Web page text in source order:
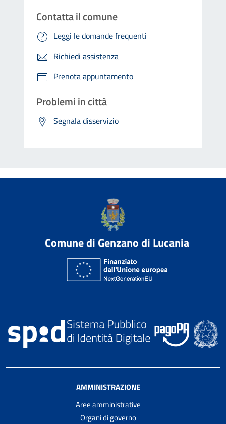
Contatta il comune
Leggi le domande frequenti
Richiedi assistenza
Prenota appuntamento
Problemi in città
Segnala disservizio
Comune di Genzano di Lucania
AMMINISTRAZIONE
Aree amministrative
Organi di governo